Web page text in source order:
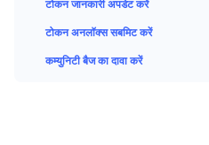
टोकन जानकारी अपडेट करें
टोकन अनलॉक्स सबमिट करें
कम्युनिटी बैज का दावा करें